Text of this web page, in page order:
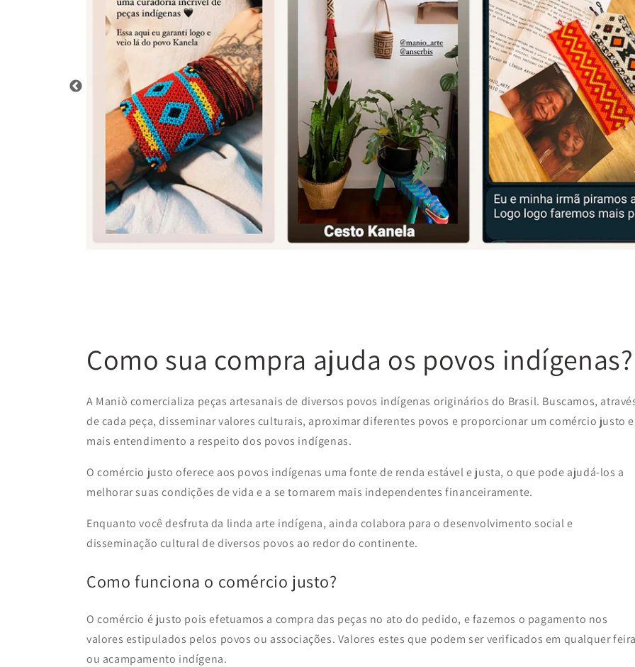
Como sua compra ajuda os povos indígenas?
A Maniò comercializa peças artesanais de diversos povos indígenas originários do Brasil. Buscamos,
de cada peça, disseminar valores culturais, aproximar diferentes povos e proporcionar um comércio justo e
mais entendimento a respeito dos povos indígenas.
O comércio justo oferece aos povos indígenas uma fonte de renda estável e justa, o que pode ajudá-los a
melhorar suas condições de vida e a se tornarem mais independentes financeiramente.
Enquanto você desfruta da linda arte indígena, ainda colabora para o desenvolvimento social e
disseminação cultural de diversos povos ao redor do continente.
Como funciona o comércio justo?
O comércio é justo pois efetuamos a compra das peças no ato do pedido, e fazemos o pagamento nos
valores estipulados pelos povos ou associações. Valores estes que podem ser verificados em qualquer
ou acampamento indígena.